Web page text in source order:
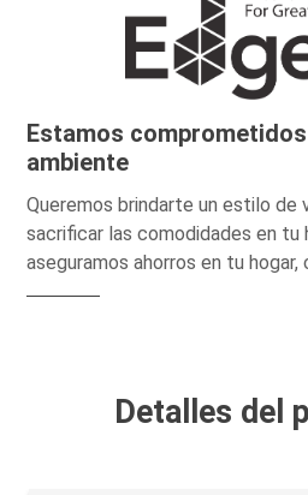
Estamos
ambiente
Queremos brindarte un estilo de
sacrificar las comodidades en tu
aseguramos ahorros en tu
Detalles del